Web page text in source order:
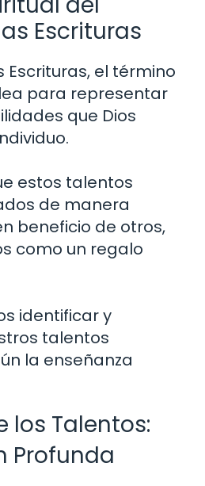
Escrituras
Escrituras, el término
para representar
que Dios
estos talentos
de manera
beneficio de otros,
como un regalo
identificar y
talentos
la enseñanza
los Talentos:
Profunda